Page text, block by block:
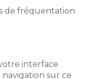
de fréquentation
interface
sur ce